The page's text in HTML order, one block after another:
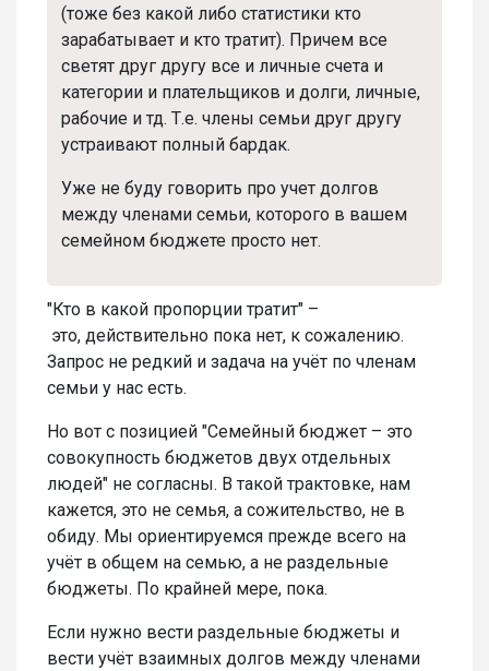
(тоже без какой либо статистики кто
зарабатывает и кто тратит). Причем все
светят друг другу все и личные счета и
категории и плательщиков и долги, личные,
рабочие и тд. Т.е. члены семьи друг другу
устраивают полный бардак.
Уже не буду говорить про учет долгов
между членами семьи, которого в вашем
семейном бюджете просто нет.
"Кто в какой пропорции тратит" –
это, действительно пока нет, к сожалению.
Запрос не редкий и задача на учёт по членам
семьи у нас есть.
Но вот с позицией "Семейный бюджет – это
совокупность бюджетов двух отдельных
людей" не согласны. В такой трактовке, нам
кажется, это не семья, а сожительство, не в
обиду. Мы ориентируемся прежде всего на
учёт в общем на семью, а не раздельные
бюджеты. По крайней мере, пока.
Если нужно вести раздельные бюджеты и
вести учёт взаимных долгов между членами